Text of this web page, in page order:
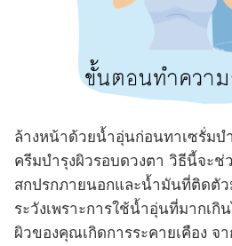
ล้างหน้าด้วยน้ำอุ่นก่อนทาเซรั่มบ
ครีมบำรุงผิวรอบดวงตา วิธีนี้จะ
สกปรกภายนอกและน้ำมันที่ติดตั
ระวังเพราะการใช้น้ำอุ่นที่มากเกิ
ผิวของคุณเกิดการระคายเคือง จ